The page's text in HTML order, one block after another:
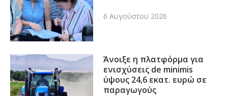
6 Αυγούστου 2026
Άνοιξε η πλατφόρμα για
ενισχύσεις de minimis
ύψους 24,6 εκατ. ευρώ σε
παραγωγούς